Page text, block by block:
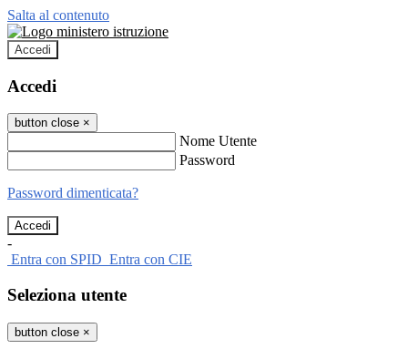
Salta al contenuto
Accedi
Accedi
button close ×
Nome Utente
Password
Password dimenticata?
-
Entra con SPID Entra con CIE
Seleziona utente
button close ×